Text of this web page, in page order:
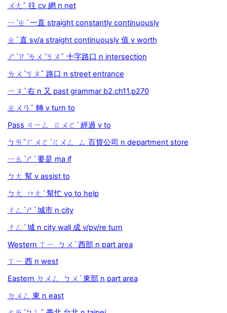
ㄨㄤˇ 往 cv 網 n net
ㄧˋㄓˊ 一直 straight constantly continuously
ㄓˊ 直 sv/a straight continuously 值 v worth
ㄕˊㄗˋㄌㄨˋㄎㄡˇ 十字路口 n intersection
ㄌㄨˋㄎㄡˇ 路口 n street entrance
ㄧㄡˋ 右 n 又 past grammar b2.ch11.p270
ㄓㄨㄢˇ 轉 v turn to
Pass ㄐㄧㄥ ㄍㄨㄛˋ 經過 v to
ㄅㄞˇㄏㄨㄛˋㄍㄨㄥ ㄙ 百貨公司 n department store
ㄧㄠˋㄕˋ 要是 ma if
ㄅㄤ 幫 v assist to
ㄅㄤ ㄇㄤˊ 幫忙 vo to help
ㄔㄥˊㄕˋ 城市 n city
ㄔㄥˊ 城 n city wall 成 v/pv/re turn
Western ㄒㄧ ㄅㄨˋ 西部 n part area
ㄒㄧ 西 n west
Eastern ㄉㄨㄥ ㄅㄨˋ 東部 n part area
ㄉㄨㄥ 東 n east